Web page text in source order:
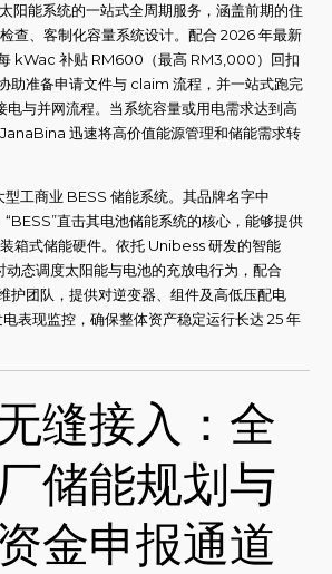
阳能系统的一站式全周期服务，涵盖前期的住
查、客制化容量系统设计。配合 2026 年最新
kWac 补贴 RM600（最高 RM3,000）回扣
助准备申请文件与 claim 流程，并一站式跑完
电与并网流程。当系统容量或用电需求达到高
迅速将高价值能源管理和储能需求转
工商业 BESS 储能系统。其品牌名字中
“BESS”直击其电池储能系统的核心，能够提供
箱式储能硬件。依托 Unibess 研发的智能
动态调度太阳能与电池的充放电行为，配合
护团队，提供对逆变器、组件及高低压配电
表现监控，确保整体资产稳定运行长达 25 年
缝接入：全
储能规划与
金申报通道